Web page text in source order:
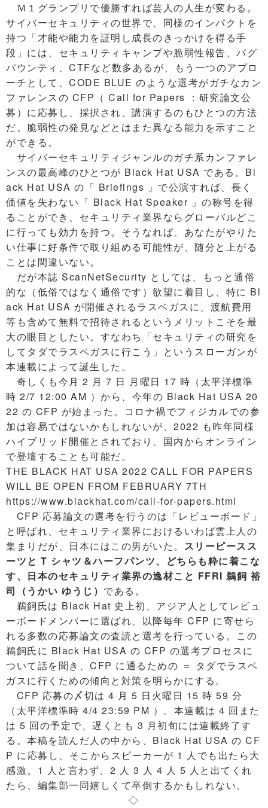
Ｍ１グランプリで優勝すれば芸人の人生が変わる。
サイバーセキュリティの世界で、同様のインパクトを
持つ「才能や能力を証明し成長のきっかけを得る手
段」には、セキュリティキャンプや脆弱性報告、バグ
バウンティ、CTFなど数多あるが、もう一つのアプロ
ーチとして、CODE BLUE のような選考がガチなカン
ファレンスの CFP（ Call for Papers ：研究論文公
募）に応募し、採択され、講演するのもひとつの方法
だ。脆弱性の発見などとはまた異なる能力を示すこと
ができる。
サイバーセキュリティジャンルのガチ系カンファレ
ンスの最高峰のひとつが Black Hat USA である。Bl
ack Hat USA の「 Briefings 」で公演すれば、長く
価値を失わない「 Black Hat Speaker 」の称号を得
ることができ、セキュリティ業界ならグローバルどこ
に行っても効力を持つ。そうなれば、あなたがやりた
い仕事に好条件で取り組める可能性が、随分と上がる
ことは間違いない。
だが本誌 ScanNetSecurity としては、もっと通俗
的な（低俗ではなく通俗です）欲望に着目し、特に Bl
ack Hat USA が開催されるラスベガスに、渡航費用
等も含めて無料で招待されるというメリットこそを最
大の眼目としたい。すなわち「セキュリティの研究を
してタダでラスベガスに行こう」というスローガンが
本連載によって誕生した。
奇しくも今月 2 月 7 日 月曜日 17 時（太平洋標準
時 2/7 12:00 AM ）から、今年の Black Hat USA 20
22 の CFP が始まった。コロナ禍でフィジカルでの参
加は容易ではないかもしれないが、2022 も昨年同様
ハイブリッド開催とされており、国内からオンライン
で登壇することも可能だ。
THE BLACK HAT USA 2022 CALL FOR PAPERS
WILL BE OPEN FROM FEBRUARY 7TH
https://www.blackhat.com/call-for-papers.html
CFP 応募論文の選考を行うのは「レビューボード」
と呼ばれ、セキュリティ業界におけるいわば雲上人の
集まりだが、日本にはこの男がいた。 スリーピースス
ーツと T シャツ＆ハーフパンツ、どちらも粋に着こな
す、日本のセキュリティ業界の逸材こと FFRI 鵜飼 裕
司（うかい ゆうじ） である。
鵜飼氏は Black Hat 史上初、アジア人としてレビュ
ーボードメンバーに選ばれ、以降毎年 CFP に寄せら
れる多数の応募論文の査読と選考を行っている。この
鵜飼氏に Black Hat USA の CFP の選考プロセスに
ついて話を聞き、CFP に通るための ＝ タダでラスベ
ガスに行くための傾向と対策を明らかにする。
CFP 応募の〆切は 4 月 5 日火曜日 15 時 59 分
（太平洋標準時 4/4 23:59 PM ）。本連載は 4 回また
は 5 回の予定で、遅くとも 3 月初旬には連載終了す
る。本稿を読んだ人の中から、Black Hat USA の CF
P に応募し、そこからスピーカーが 1 人でも出たら大
感激。1 人と言わず、2 人 3 人 4 人 5 人と出てくれ
たら、編集部一同嬉しくて卒倒するかもしれない。
◇